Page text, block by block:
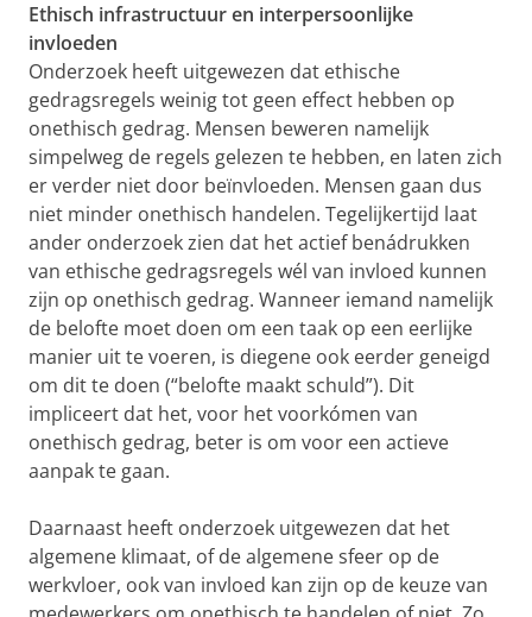
Ethisch infrastructuur en interpersoonlijke
invloeden
Onderzoek heeft uitgewezen dat ethische
gedragsregels weinig tot geen effect hebben op
onethisch gedrag. Mensen beweren namelijk
simpelweg de regels gelezen te hebben, en laten zich
er verder niet door beïnvloeden. Mensen gaan dus
niet minder onethisch handelen. Tegelijkertijd laat
ander onderzoek zien dat het actief benádrukken
van ethische gedragsregels wél van invloed kunnen
zijn op onethisch gedrag. Wanneer iemand namelijk
de belofte moet doen om een taak op een eerlijke
manier uit te voeren, is diegene ook eerder geneigd
om dit te doen (“belofte maakt schuld”). Dit
impliceert dat het, voor het voorkómen van
onethisch gedrag, beter is om voor een actieve
aanpak te gaan.
Daarnaast heeft onderzoek uitgewezen dat het
algemene klimaat, of de algemene sfeer op de
werkvloer, ook van invloed kan zijn op de keuze van